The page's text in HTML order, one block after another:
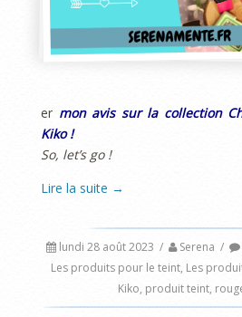
er mon avis sur la collection
Kiko !
So, let’s go !
Lire la suite →
lundi 28 août 2023 / Serena /
Les produits pour le teint, Les
Kiko, produit teint,